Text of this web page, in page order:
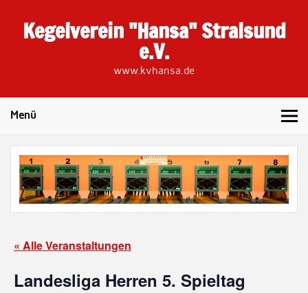
contentKegelverein "Hansa" Stralsund
e.V.
www.kvhansa.de
Menü
« Alle Veranstaltungen
Landesliga Herren 5. Spieltag